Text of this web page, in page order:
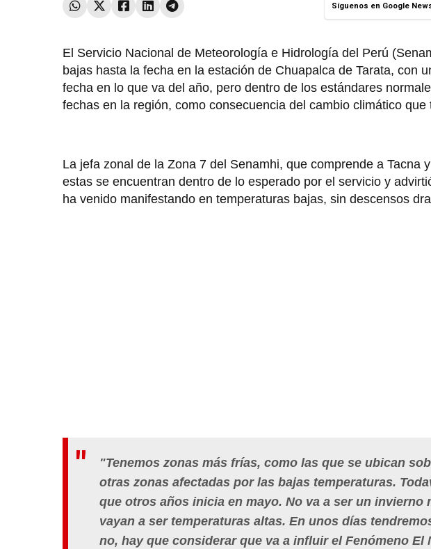
Síguenos en Google
El Servicio Nacional de Meteorología e Hidrología del Perú
bajas hasta la fecha en la estación de Chuapalca de Tarata, con
fecha en lo que va del año, pero dentro de los estándares
fechas en la región, como consecuencia del cambio climático
La jefa zonal de la Zona 7 del Senamhi, que comprende a Tacna
estas se encuentran dentro de lo esperado por el servicio y
ha venido manifestando en temperaturas bajas, sin descensos
"Tenemos zonas más frías, como las que se ubican
otras zonas afectadas por las bajas temperaturas.
que otros años inicia en mayo. No va a ser un
vayan a ser temperaturas altas. En unos días
no, hay que considerar que va a influir el Fenómeno El